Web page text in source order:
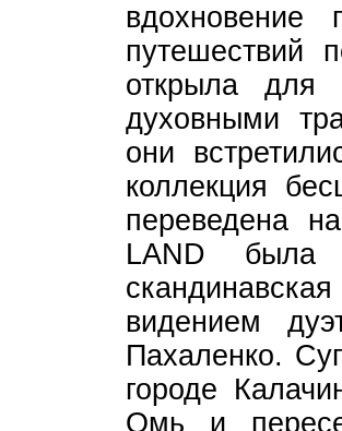
вдохновение
путешествий
открыла для
духовными
они
коллекция
переведена
LAND была
видением
Пахаленко.
городе
Омь и